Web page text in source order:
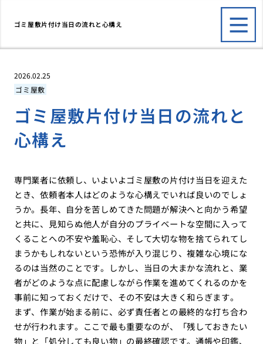
ゴミ屋敷片付け当日の流れと心構え
2026.02.25
ゴミ屋敷
ゴミ屋敷片付け当日の流れと
心構え
専門業者に依頼し、いよいよゴミ屋敷の片付け当日を迎えた
とき、依頼者本人はどのような心構えでいれば良いのでしょ
うか。長年、自分を苦しめてきた問題が解決へと向かう希望
と共に、見知らぬ他人が自分のプライベートな空間に入って
くることへの不安や羞恥心、そして大切な物を捨てられてし
まうかもしれないという恐怖が入り混じり、複雑な心境にな
るのは当然のことです。しかし、当日の大まかな流れと、業
者がどのような点に配慮しながら作業を進めてくれるのかを
事前に知っておくだけで、その不安は大きく和らぎます。
まず、作業が始まる前に、必ず責任者との最終的な打ち合わ
せが行われます。ここで最も重要なのが、「残しておきたい
物」と「処分しても良い物」の最終確認です。通帳や印鑑、